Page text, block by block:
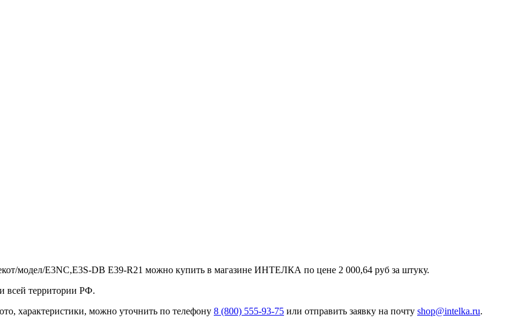
модел/E3NC,E3S-DB E39-R21 можно купить в магазине ИНТЕЛКА по цене 2 000,64 руб за штуку.
всей территории РФ.
характеристики, можно уточнить по телефону 8 (800) 555-93-75 или отправить заявку на почту shop@intelka.ru.